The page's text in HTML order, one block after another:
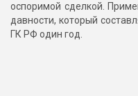
оспоримой сделкой.
давности, который
ГК РФ один год.